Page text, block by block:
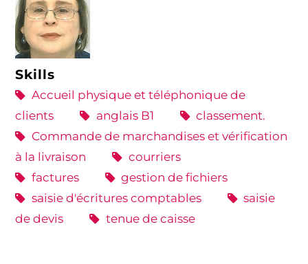
Skills
Accueil physique et téléphonique de
clients
anglais B1
classement.
Commande de marchandises et vérification
à la livraison
courriers
factures
gestion de fichiers
saisie d'écritures comptables
saisie
de devis
tenue de caisse